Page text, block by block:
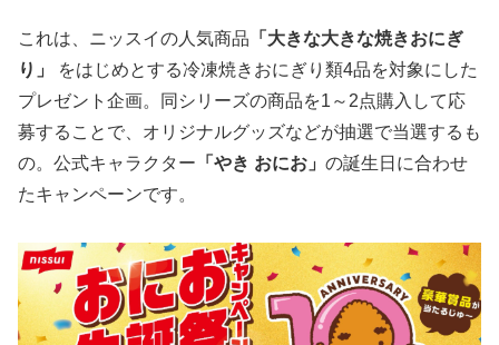
これは、ニッスイの人気商品 「大きな大きな焼きおにぎ
り」
をはじめとする冷凍焼きおにぎり類4品を対象にした
プレゼント企画。同シリーズの商品を1～2点購入して応
募することで、オリジナルグッズなどが抽選で当選するも
の。公式キャラクター 「やき おにお」 の誕生日に合わせ
たキャンペーンです。